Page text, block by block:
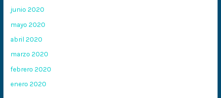
junio 2020
mayo 2020
abril 2020
marzo 2020
febrero 2020
enero 2020